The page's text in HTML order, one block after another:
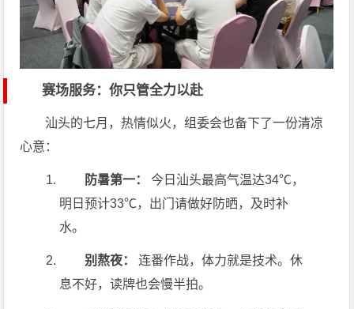
赛场服务：你只管全力以赴
汕头的七月，热情似火，组委会也备下了一份清凉
心意：
防暑第一：
今日汕头最高气温达34℃，
明日预计33℃，出门请做好防晒，及时补
水。
别熬夜：
连番作战，体力就是技术。休
息不好，读牌也会慢半拍。